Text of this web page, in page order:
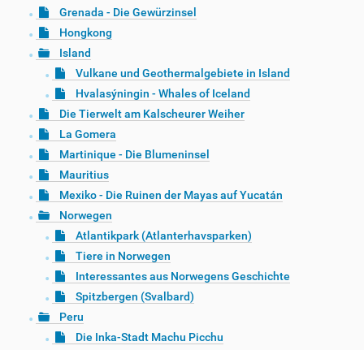
Grenada - Die Gewürzinsel
Hongkong
Island
Vulkane und Geothermalgebiete in Island
Hvalasýningin - Whales of Iceland
Die Tierwelt am Kalscheurer Weiher
La Gomera
Martinique - Die Blumeninsel
Mauritius
Mexiko - Die Ruinen der Mayas auf Yucatán
Norwegen
Atlantikpark (Atlanterhavsparken)
Tiere in Norwegen
Interessantes aus Norwegens Geschichte
Spitzbergen (Svalbard)
Peru
Die Inka-Stadt Machu Picchu